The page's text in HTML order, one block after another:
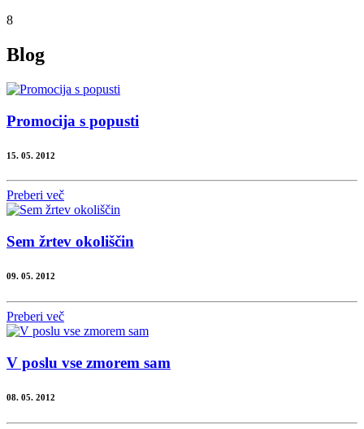
8
Blog
Promocija s popusti
15. 05. 2012
Preberi več
Sem žrtev okoliščin
09. 05. 2012
Preberi več
V poslu vse zmorem sam
08. 05. 2012